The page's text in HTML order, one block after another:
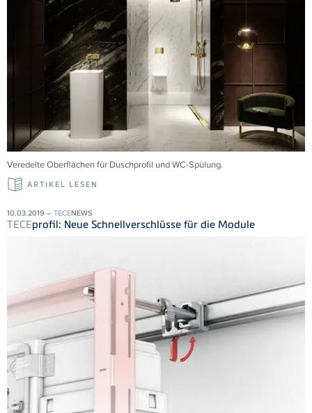
Veredelte Oberflächen für Duschprofil und WC-Spülung.
ARTIKEL LESEN
10.03.2019 – TECENEWS
TECEprofil: Neue Schnellverschlüsse für die Module